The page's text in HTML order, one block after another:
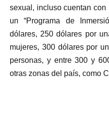
sexual, incluso cuentan
un “Programa de
dólares, 250 dólares por
mujeres, 300 dólares por
personas, y entre 300 y
otras zonas del país, como